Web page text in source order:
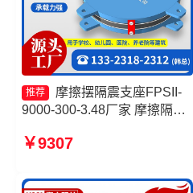
推荐
摩擦摆隔震支座FPSII-
9000-300-3.48厂家 摩擦隔震
座源头工厂 建筑摩擦隔震支座
￥9307